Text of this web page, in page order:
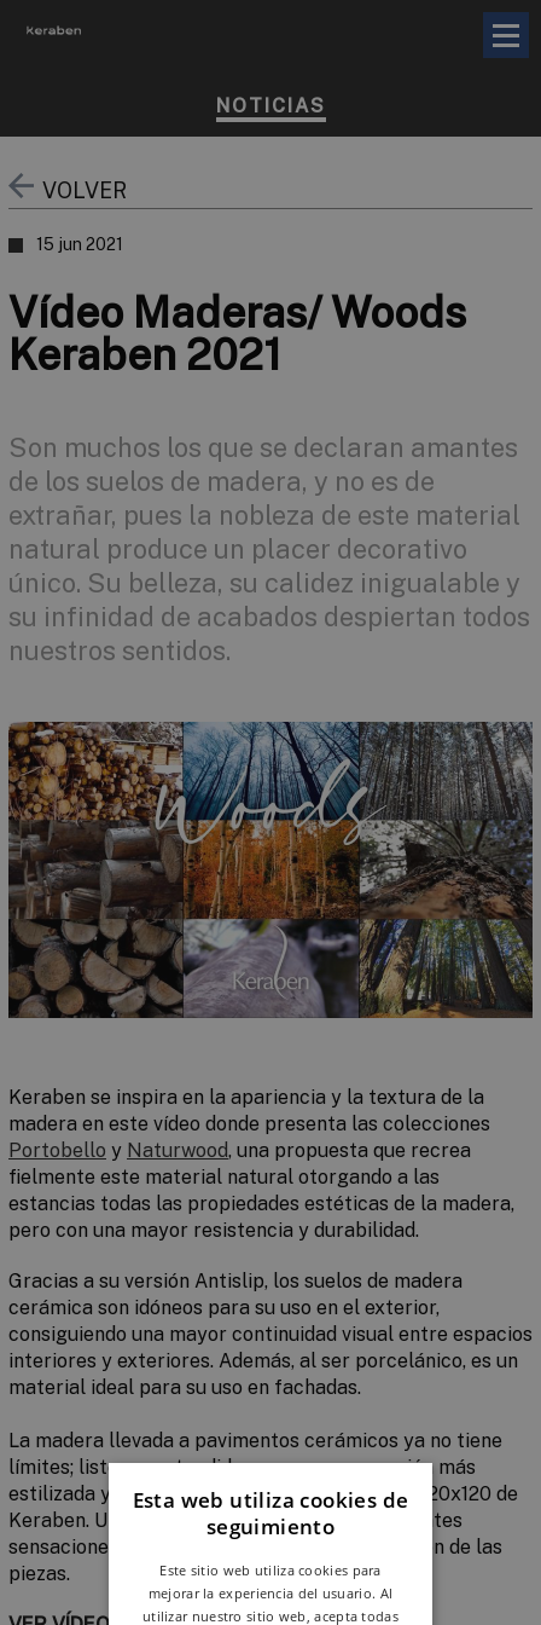
NOTICIAS
VOLVER
15 jun 2021
Vídeo Maderas/ Woods
Keraben 2021
Son muchos los que se declaran amantes
de los suelos de madera, y no es de
extrañar, pues la nobleza de este material
natural produce un placer decorativo
único. Su belleza, su calidez inigualable y
su infinidad de acabados despiertan todos
nuestros sentidos.
Keraben se inspira en la apariencia y la textura de la
madera en este vídeo donde presenta las colecciones
Portobello y Naturwood, una propuesta que recrea
fielmente este material natural otorgando a las
estancias todas las propiedades estéticas de la madera,
pero con una mayor resistencia y durabilidad.
Gracias a su versión Antislip, los suelos de madera
cerámica son idóneos para su uso en el exterior,
consiguiendo una mayor continuidad visual entre espacios
interiores y exteriores. Además, al ser porcelánico, es un
material ideal para su uso en fachadas.
La madera llevada a pavimentos cerámicos ya no tiene
límites; listones extendidos a una nueva versión más
estilizada y mucho más real:el nuevo formato 20x120 de
Keraben. Una opción que permite crear diferentes
sensaciones en los espacios según la colocación de las
piezas.
Esta web utiliza cookies de
seguimiento
Este sitio web utiliza cookies para
mejorar la experiencia del usuario. Al
utilizar nuestro sitio web, acepta todas